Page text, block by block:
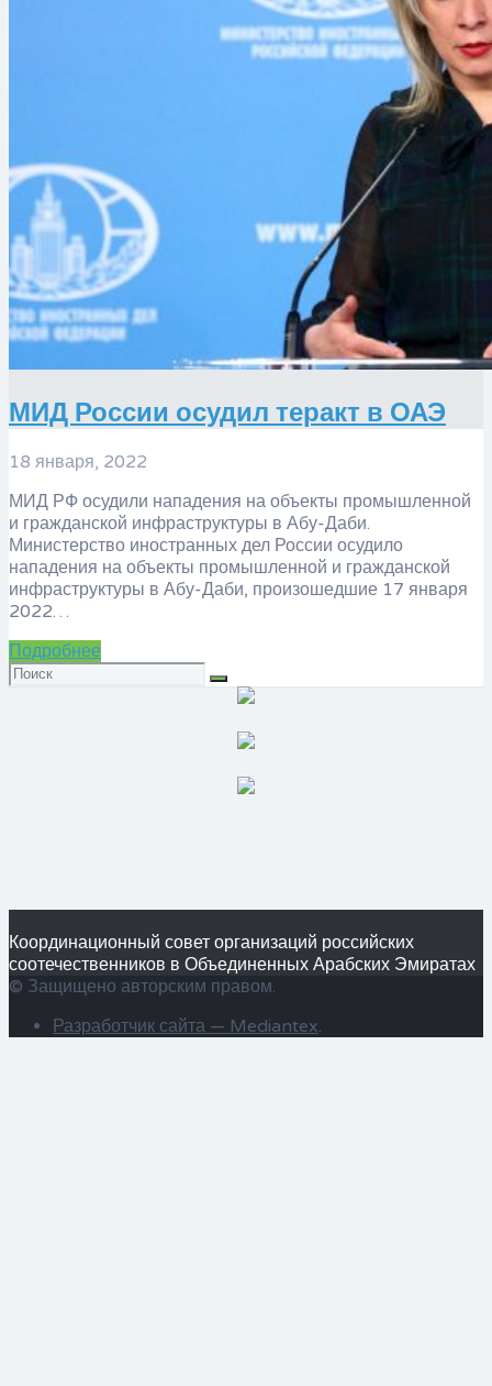
МИД России осудил теракт в ОАЭ
18 января, 2022
МИД РФ осудили нападения на объекты промышленной
и гражданской инфраструктуры в Абу-Даби.
Министерство иностранных дел России осудило
нападения на объекты промышленной и гражданской
инфраструктуры в Абу-Даби, произошедшие 17 января
2022…
Подробнее
Искать:
Координационный совет организаций российских
соотечественников в Объединенных Арабских Эмиратах
© Защищено авторским правом.
Разработчик сайта — Mediantex.